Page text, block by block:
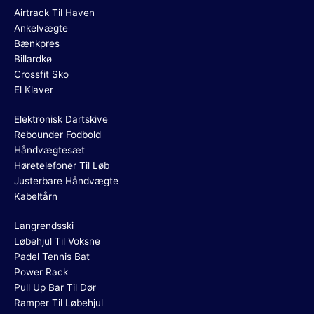
Airtrack Til Haven
Ankelvægte
Bænkpres
Billardkø
Crossfit Sko
El Klaver
Elektronisk Dartskive
Rebounder Fodbold
Håndvægtesæt
Høretelefoner Til Løb
Justerbare Håndvægte
Kabeltårn
Langrendsski
Løbehjul Til Voksne
Padel Tennis Bat
Power Rack
Pull Up Bar Til Dør
Ramper Til Løbehjul